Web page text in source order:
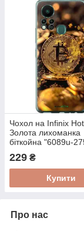
Чохол на Infinix
Золота лихоманка
біткойна "6089u-
229 ₴
Купити
Про нас